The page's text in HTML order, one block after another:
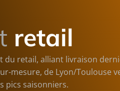
retail
du retail, alliant livraison
mesure, de Lyon/Toulouse
pics saisonniers.